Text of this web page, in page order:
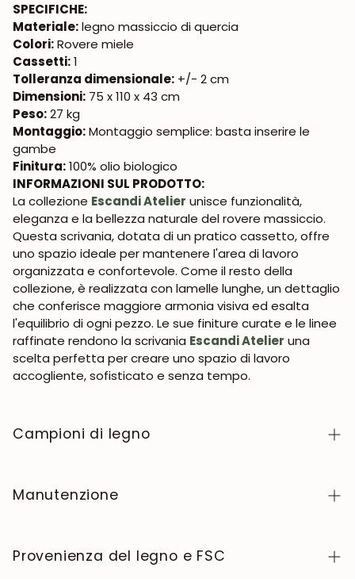
SPECIFICHE:
Materiale:legno massiccio di quercia
Colori:Rovere miele
Cassetti:1
Tolleranza dimensionale: +/- 2 cm
Dimensioni: 75 x 110 x 43 cm
Peso:27 kg
Montaggio:Montaggio semplice: basta inserire le
gambe
Finitura:100% olio biologico
INFORMAZIONI SUL PRODOTTO:
La collezione Escandi Atelier unisce funzionalità,
eleganza e la bellezza naturale del rovere massiccio.
Questa scrivania, dotata di un pratico cassetto, offre
uno spazio ideale per mantenere l'area di lavoro
organizzata e confortevole. Come il resto della
collezione, è realizzata con lamelle lunghe, un dettaglio
che conferisce maggiore armonia visiva ed esalta
l'equilibrio di ogni pezzo. Le sue finiture curate e le linee
raffinate rendono la scrivania Escandi Atelier una
scelta perfetta per creare uno spazio di lavoro
accogliente, sofisticato e senza tempo.
Campioni di legno
NordicStory, clicca
Manutenzione
apprezzato per il suo carattere autentico e la sua
bellezza che evolve nel tempo. Per mantenerlo in
Provenienza del legno e FSC